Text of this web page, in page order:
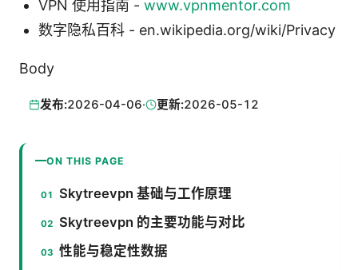
VPN 使用指南 - www.vpnmentor.com
数字隐私百科 - en.wikipedia.org/wiki/Privacy
Body
发布:2026-04-06· 更新:2026-05-12
ON THIS PAGE
Skytreevpn 基础与工作原理
Skytreevpn 的主要功能与对比
性能与稳定性数据